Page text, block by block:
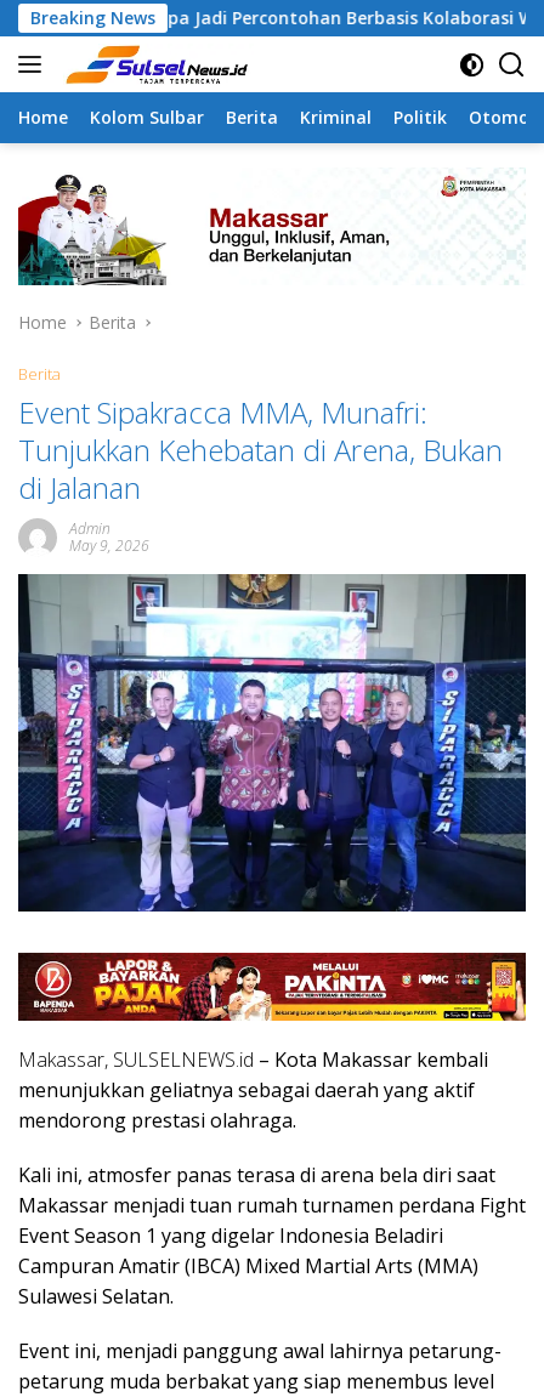
Skip
to
content
Breaking News
Jadi Percontohan Berbasis Kolaborasi Warga
Home Kolom Sulbar Berita Kriminal Politik
Home Berita
Berita
Event Sipakracca MMA, Munafri:
Tunjukkan Kehebatan di Arena, Bukan
di Jalanan
Admin
May 9, 2026
Makassar, SULSELNEWS.id – Kota Makassar kembali
menunjukkan geliatnya sebagai daerah yang aktif
mendorong prestasi olahraga.
Kali ini, atmosfer panas terasa di arena bela diri saat
Makassar menjadi tuan rumah turnamen perdana Fight
Event Season 1 yang digelar Indonesia Beladiri
Campuran Amatir (IBCA) Mixed Martial Arts (MMA)
Sulawesi Selatan.
Event ini, menjadi panggung awal lahirnya petarung-
petarung muda berbakat yang siap menembus level